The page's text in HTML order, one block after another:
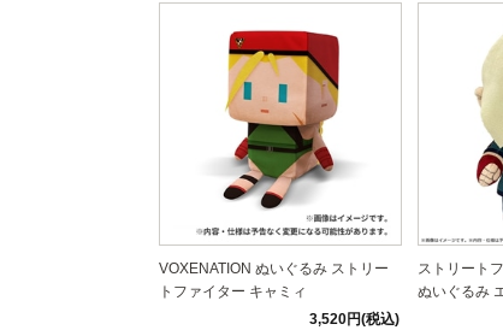
VOXENATION ぬいぐるみ ストリー
トファイター キャミィ
3,520円(税込)
ストリート
ぬいぐるみ